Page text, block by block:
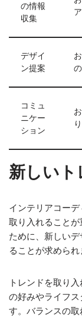
の情報
収集
デザイ
ン提案
コミュ
ニケー
ション
新しいト
インテリアコー
取り入れること
ために、新しい
ることが求められ
トレンドを取り
の好みやライフ
す。バランスの